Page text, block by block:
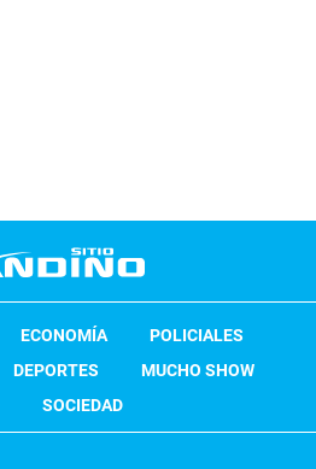
ECONOMÍA
POLICIALES
DEPORTES
MUCHO SHOW
SOCIEDAD